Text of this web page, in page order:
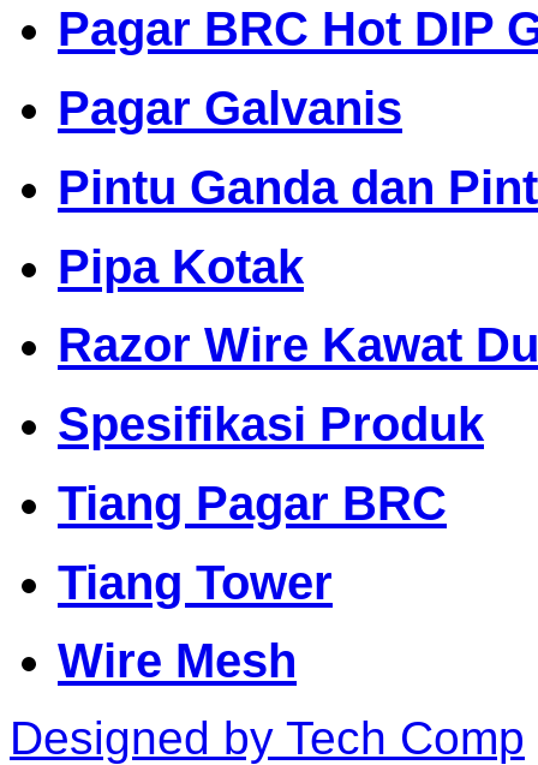
Pagar BRC Hot DIP
Pagar Galvanis
Pintu Ganda dan
Pipa Kotak
Razor Wire Kawat
Spesifikasi Produk
Tiang Pagar BRC
Tiang Tower
Wire Mesh
Designed by Tech Comp